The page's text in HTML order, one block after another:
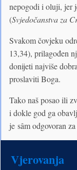
nepogodi i oluji, jer
(Svjedočanstva za
Svakom čovjeku
13,34), prilagođen
donijeti najviše
proslaviti Boga.
Tako naš posao ili
i dokle god ga
je sâm odgovoran
Vjerovanja